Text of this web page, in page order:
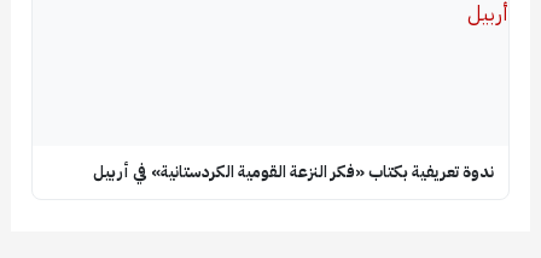
ندوة تعريفية بكتاب «فكر النزعة القومية الكردستانية» في أربيل